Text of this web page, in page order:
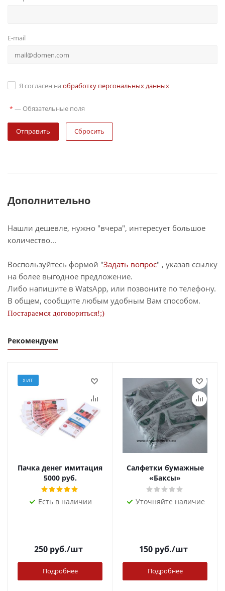
E-mail
Я согласен на обработку персональных данных
* — Обязательные поля
Сбросить
Дополнительно
Нашли дешевле, нужно "вчера", интересует большое
количество...
Воспользуйтесь формой "Задать вопрос" , указав ссылку
на более выгодное предложение.
Либо напишите в WatsApp, или позвоните по телефону.
В общем, сообщите любым удобным Вам способом.
Постараемся договориться!;)
Рекомендуем
ХИТ
Пачка денег имитация
5000 руб.
Есть в наличии
250руб./шт
Подробнее
Салфетки бумажные
«Баксы»
Уточняйте наличие
150руб./шт
Подробнее